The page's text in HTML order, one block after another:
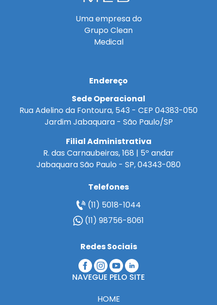
Uma empresa do
Grupo Clean
Medical
Endereço
Sede Operacional
Rua Adelino da Fontoura, 543 - CEP 04383-050
Jardim Jabaquara - São Paulo/SP
Filial Administrativa
R. das Carnaubeiras, 168 | 5º andar
Jabaquara São Paulo - SP, 04343-080
Telefones
(11) 5018-1044
(11) 98756-8061
Redes Sociais
NAVEGUE PELO SITE
HOME